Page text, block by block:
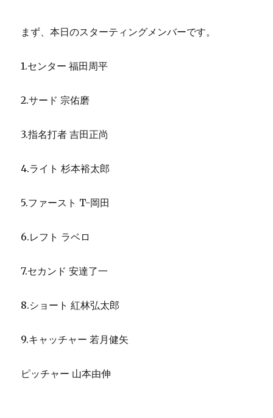
まず、本日のスターティングメンバーです。
1.センター 福田周平
2.サード 宗佑磨
3.指名打者 吉田正尚
4.ライト 杉本裕太郎
5.ファースト T-岡田
6.レフト ラベロ
7.セカンド 安達了一
8.ショート 紅林弘太郎
9.キャッチャー 若月健矢
ピッチャー 山本由伸